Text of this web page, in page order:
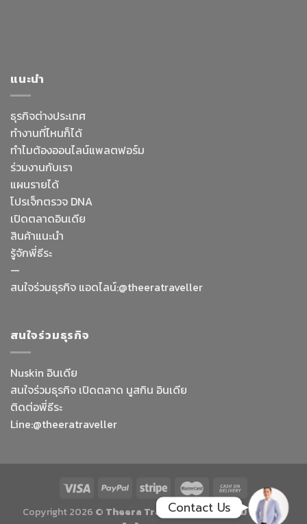
แนะนำ
ธุรกิจต่างประเทศ
ทำงานที่ไหนก็ได้
ทำไมต้องออนไลน์แพลตฟอร์ม
ร่วมงานกับเรา
แผนรายได้
โปรเจ็กตรวจ DNA
เปิดตลาดอินเดีย
สินค้าแนะนำ
รู้จักพี่ธีระ
—
สนใจร่วมธุรกิจ แอดไลน์:@theeratraveller
สนใจร่วมธุรกิจ
Nuskin อินเดีย
สนใจร่วมธุรกิจ เปิดตลาด นูสกิน อินเดีย
ติดต่อพี่ธีระ
Line:@theeratraveller
Copyright 2026 © Theera Traveller สมัครร่วมทีม Nu Skin
Contact Us